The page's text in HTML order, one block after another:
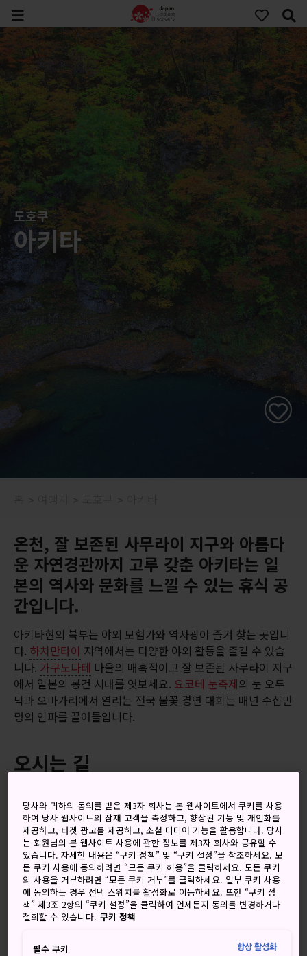
도호쿠
아키타
온천, 잘 보존된 사무라이 지구와 아름다
운 자연경관까지 고루 갖춘 아키타는 일
본의 역사와 문화를 느낄 수 있는 휴식 공
간입니다.
아키타현의 북부는 야외 모험가와 역사광이 즐겨 찾는 곳입니
다. 하치만타이 지역에서는 다양한 야외 활동을 즐길 수 있습
니다. 가쿠노다테 마을의 매혹적이고 잘 보존된 사무라이 지구
에서 일본의 봉건 시대를 엿보세요. 요코테 눈축제의 눈 오두
막과 오마가리에서 열리는 전국 불꽃 경연 대회는 매년 수십만
명의 인파를 끌어들입니다.
오시는 길
을 이용하실 수 있습니다. 일본의 다른 지역에서 오시는 경우
에도 자동차, 완행열차와 비행기를 이용해 오실 수 있습니다.
더 자세한 내용 보기
놓치지 마세요
당사와 귀하의 동의를 받은 제3자 회사는 본 웹사이트에서 쿠키를 사용
하여 당사 웹사이트의 잠재 고객을 측정하고, 향상된 기능 및 개인화를
제공하고, 타겟 광고를 제공하고, 소셜 미디어 기능을 활용합니다. 당사
는 회원님의 본 웹사이트 사용에 관한 정보를 제3자 회사와 공유할 수
있습니다. 자세한 내용은 “쿠키 정책” 및 “쿠키 설정”을 참조하세요. 모
든 쿠키 사용에 동의하려면 “모든 쿠키 허용”을 클릭하세요. 모든 쿠키
의 사용을 거부하려면 “모든 쿠키 거부”를 클릭하세요. 일부 쿠키 사용
에 동의하는 경우 선택 스위치를 활성화로 이동하세요. 또한 “쿠키 정
책” 제3조 2항의 “쿠키 설정”을 클릭하여 언제든지 동의를 변경하거나
철회할 수 있습니다. 쿠키 정책
필수 쿠키 항상 활성화